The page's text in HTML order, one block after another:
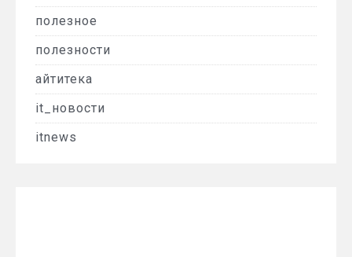
полезное
полезности
айтитека
it_новости
itnews